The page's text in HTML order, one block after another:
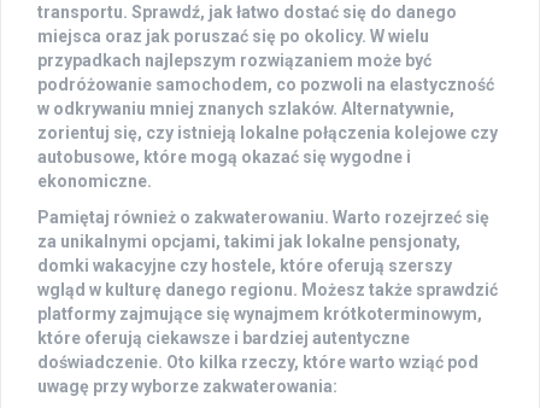
transportu. Sprawdź, jak łatwo dostać się do danego
miejsca oraz jak poruszać się po okolicy. W wielu
przypadkach najlepszym rozwiązaniem może być
podróżowanie samochodem, co pozwoli na elastyczność
w odkrywaniu mniej znanych szlaków. Alternatywnie,
zorientuj się, czy istnieją lokalne połączenia kolejowe czy
autobusowe, które mogą okazać się wygodne i
ekonomiczne.
Pamiętaj również o zakwaterowaniu. Warto rozejrzeć się
za unikalnymi opcjami, takimi jak lokalne pensjonaty,
domki wakacyjne czy hostele, które oferują szerszy
wgląd w kulturę danego regionu. Możesz także sprawdzić
platformy zajmujące się wynajmem krótkoterminowym,
które oferują ciekawsze i bardziej autentyczne
doświadczenie. Oto kilka rzeczy, które warto wziąć pod
uwagę przy wyborze zakwaterowania: